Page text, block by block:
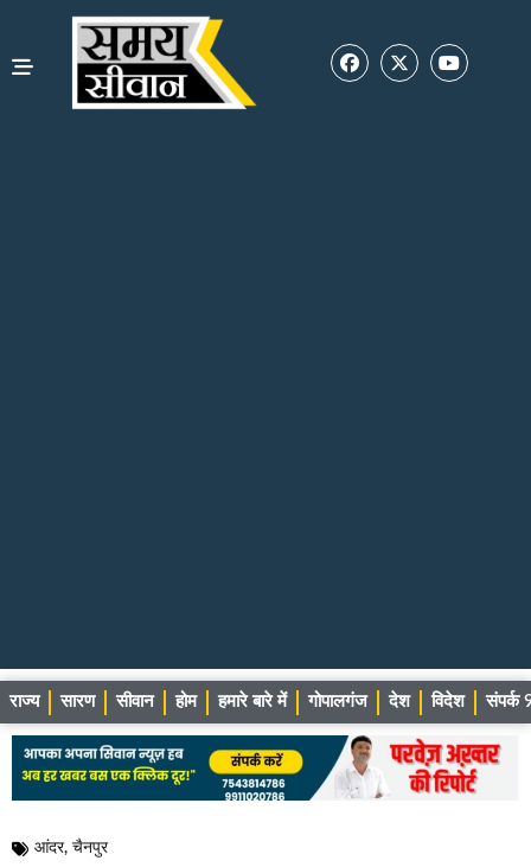
राज्य सारण सीवान होम हमारे बारे में गोपालगंज देश विदेश संपर्क
आंदर, चैनपुर